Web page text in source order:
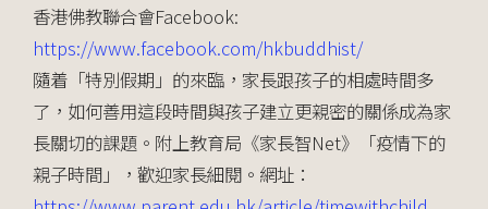
香港佛教聯合會Facebook:
https://www.facebook.com/hkbuddhist/
隨着「特別假期」的來臨，家長跟孩子的相處時間多
了，如何善用這段時間與孩子建立更親密的關係成為家
長關切的課題。附上教育局《家長智Net》「疫情下的
親子時間」，歡迎家長細閱。網址：